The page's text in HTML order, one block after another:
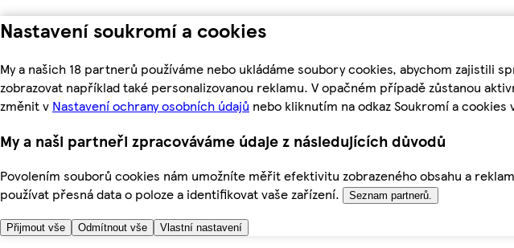
Nastavení soukromí a cookies
My a našich 18 partnerů používáme nebo ukládáme soubory cookies, abychom zajistili
zobrazovat například také personalizovanou reklamu. V opačném případě zůstanou
změnit v Nastavení ochrany osobních údajů nebo kliknutím na odkaz Soukromí a
My a naši partneři zpracováváme údaje z následujících důvodů
Povolením souborů cookies nám umožníte měřit efektivitu zobrazeného obsahu a
používat přesná data o poloze a identifikovat vaše zařízení.
Seznam partnerů.
Přijmout vše Odmítnout vše Vlastní nastavení